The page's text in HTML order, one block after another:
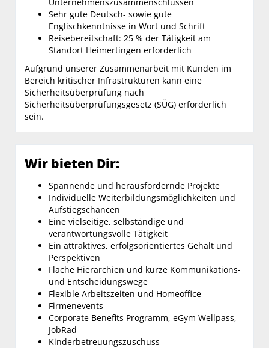
Sehr gute Deutsch- sowie gute
Englischkenntnisse in Wort und Schrift
Reisebereitschaft: 25 % der Tätigkeit am
Standort Heimertingen erforderlich
Aufgrund unserer Zusammenarbeit mit Kunden im
Bereich kritischer Infrastrukturen kann eine
Sicherheitsüberprüfung nach
Sicherheitsüberprüfungsgesetz (SÜG) erforderlich
sein.
Wir bieten Dir:
Spannende und herausfordernde Projekte
Individuelle Weiterbildungsmöglichkeiten und
Aufstiegschancen
Eine vielseitige, selbständige und
verantwortungsvolle Tätigkeit
Ein attraktives, erfolgsorientiertes Gehalt und
Perspektiven
Flache Hierarchien und kurze Kommunikations-
und Entscheidungswege
Flexible Arbeitszeiten und Homeoffice
Firmenevents
Corporate Benefits Programm, eGym Wellpass,
JobRad
Kinderbetreuungszuschuss